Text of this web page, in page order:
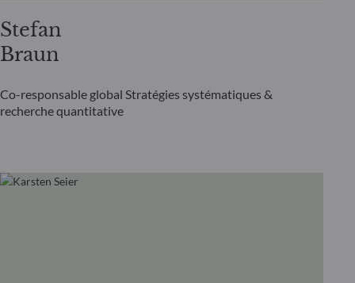
Stefan
Braun
Co-responsable global Stratégies systématiques &
recherche quantitative